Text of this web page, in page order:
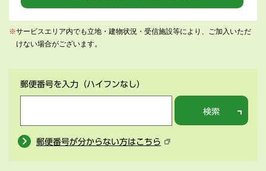
※サービスエリア内でも立地・建物状況・受信施設等により、ご加入いただ
けない場合がございます。
郵便番号を入力 （ハイフンなし）
検索
郵便番号が分からない方はこちら